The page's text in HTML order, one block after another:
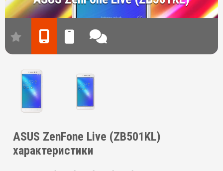
ASUS ZenFone Live (ZB501KL)
характеристики